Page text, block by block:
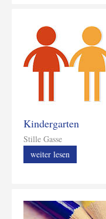
Kindergarten
Stille Gasse
weiter lesen